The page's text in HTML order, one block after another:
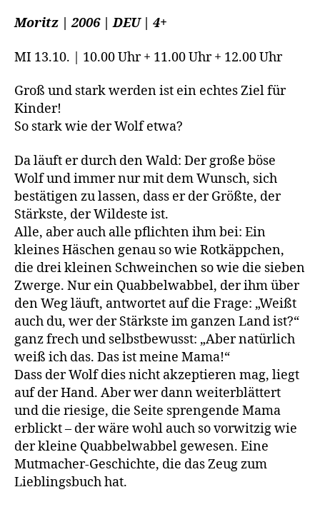
Moritz | 2006 | DEU | 4+
MI 13.10. | 10.00 Uhr + 11.00 Uhr + 12.00 Uhr
Groß und stark werden ist ein echtes Ziel für
Kinder!
So stark wie der Wolf etwa?
Da läuft er durch den Wald: Der große böse
Wolf und immer nur mit dem Wunsch, sich
bestätigen zu lassen, dass er der Größte, der
Stärkste, der Wildeste ist.
Alle, aber auch alle pflichten ihm bei: Ein
kleines Häschen genau so wie Rotkäppchen,
die drei kleinen Schweinchen so wie die sieben
Zwerge. Nur ein Quabbelwabbel, der ihm über
den Weg läuft, antwortet auf die Frage: „Weißt
auch du, wer der Stärkste im ganzen Land ist?“
ganz frech und selbstbewusst: „Aber natürlich
weiß ich das. Das ist meine Mama!“
Dass der Wolf dies nicht akzeptieren mag, liegt
auf der Hand. Aber wer dann weiterblättert
und die riesige, die Seite sprengende Mama
erblickt – der wäre wohl auch so vorwitzig wie
der kleine Quabbelwabbel gewesen. Eine
Mutmacher-Geschichte, die das Zeug zum
Lieblingsbuch hat.